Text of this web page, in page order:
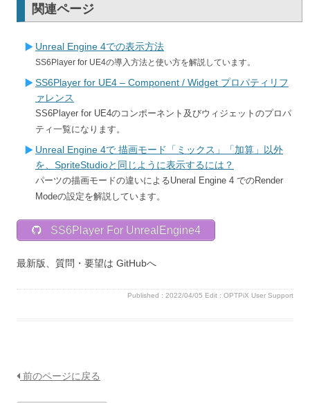
関連ページ
Unreal Engine 4での表示方法
SS6Player for UE4の導入方法と使い方を解説しています。
SS6Player for UE4 – Component / Widget プロパティリフ
ァレンス
SS6Player for UE4のコンポーネント及びウィジェットのプロパ
ティ一覧になります。
Unreal Engine 4で 描画モード「ミックス」「加算」以外
を、SpriteStudioと同じように表示するには？
パーツの描画モードの違いによるUneral Engine 4 でのRender
Modeの設定を解説しています。
SS6Player For UnrealEngine4
最新版、質問・要望は GitHubへ
Published : 2022/04/05 Edit : OPTPiX User Support
前のページに戻る